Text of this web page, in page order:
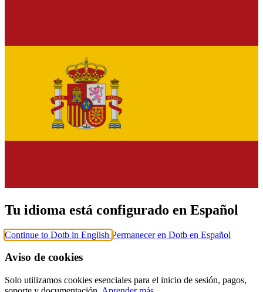
Tu idioma está configurado en Español
Continue to Dotb in English Permanecer en Dotb en Español
Aviso de cookies
Solo utilizamos cookies esenciales para el inicio de sesión, pagos,